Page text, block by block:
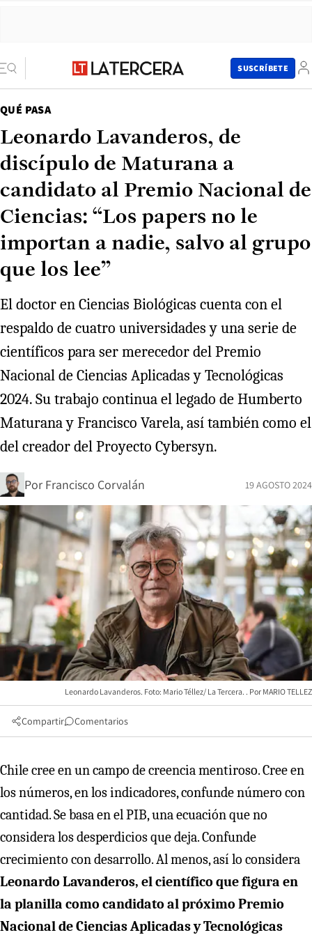
SUSCRÍBETE
QUÉ PASA
Leonardo Lavanderos, de
discípulo de Maturana a
candidato al Premio Nacional de
Ciencias: “Los papers no le
importan a nadie, salvo al grupo
que los lee”
El doctor en Ciencias Biológicas cuenta con el
respaldo de cuatro universidades y una serie de
científicos para ser merecedor del Premio
Nacional de Ciencias Aplicadas y Tecnológicas
2024. Su trabajo continua el legado de Humberto
Maturana y Francisco Varela, así también como el
del creador del Proyecto Cybersyn.
Por Francisco Corvalán 19 AGOSTO 2024
Leonardo Lavanderos. Foto: Mario Téllez/ La Tercera. MARIO TELLEZ
Compartir Comentarios
Chile cree en un campo de creencia mentiroso. Cree en
los números, en los indicadores, confunde número con
cantidad. Se basa en el PIB, una ecuación que no
considera los desperdicios que deja. Confunde
crecimiento con desarrollo. Al menos, así lo considera
Leonardo Lavanderos, el científico que figura en
la planilla como candidato al próximo Premio
Nacional de Ciencias Aplicadas y Tecnológicas